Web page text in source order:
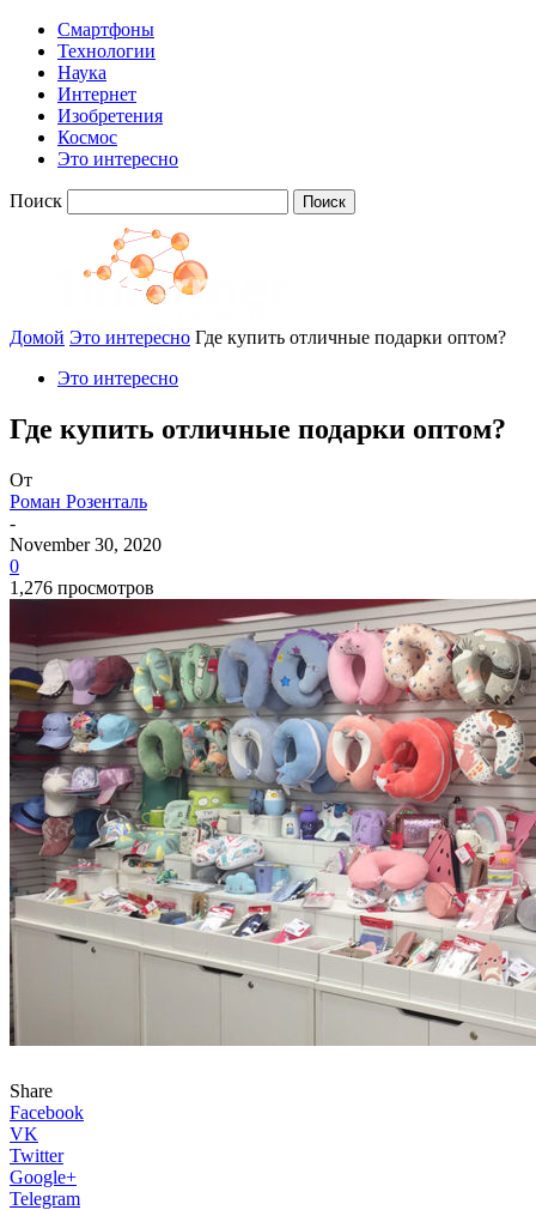
Смартфоны
Технологии
Наука
Интернет
Изобретения
Космос
Это интересно
Поиск
Домой Это интересно Где купить отличные подарки оптом?
Это интересно
Где купить отличные подарки оптом?
От
Роман Розенталь
-
November 30, 2020
0
1,276 просмотров
Share
Facebook
VK
Twitter
Google+
Telegram